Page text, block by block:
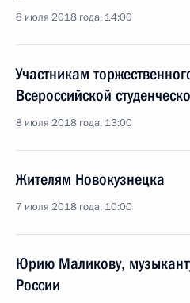
8 июля 2018 года, 14:00
Участникам
Всероссийской
8 июля 2018 года, 13:00
Жителям Новокузнецка
7 июля 2018 года, 10:00
Юрию Маликову,
России